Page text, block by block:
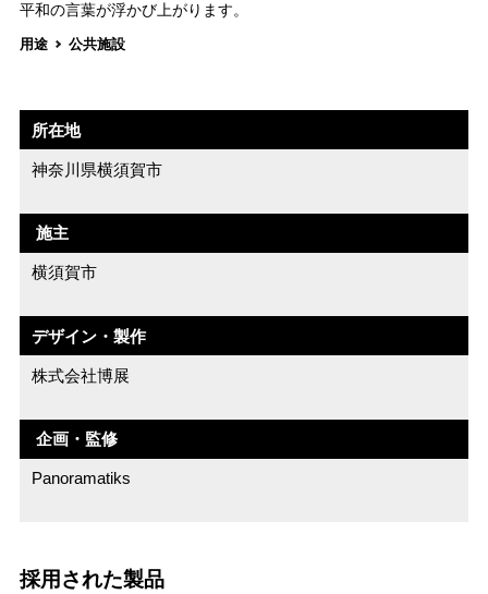
平和の言葉が浮かび上がります。
用途 公共施設
所在地
神奈川県横須賀市
施主
横須賀市
デザイン・製作
株式会社博展
企画・監修
Panoramatiks
採用された製品